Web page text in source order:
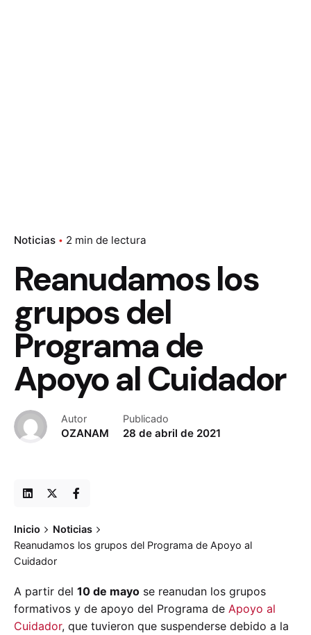
Noticias 2 min de lectura
Reanudamos los
grupos del
Programa de
Apoyo al Cuidador
Autor
OZANAM
Publicado
28 de abril de 2021
Inicio
Noticias
Reanudamos los grupos del Programa de Apoyo al
Cuidador
A partir del 10 de mayo se reanudan los grupos
formativos y de apoyo del Programa de Apoyo al
Cuidador, que tuvieron que suspenderse debido a la